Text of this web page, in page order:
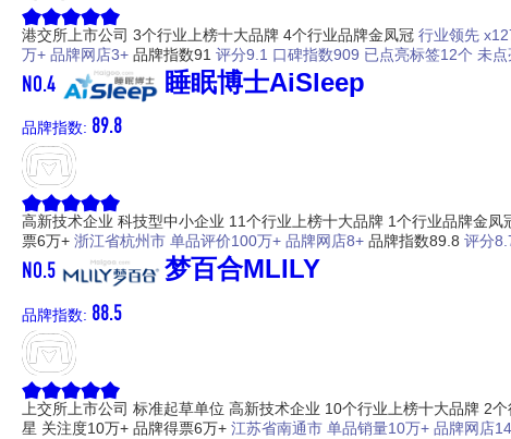
港交所上市公司 3个行业上榜十大品牌 4个行业品牌金凤冠 行业领先
万+ 品牌网店3+ 品牌指数91 评分9.1 口碑指数909 已点亮标签12个 未点
NO.4 睡眠博士AiSleep
品牌指数: 89.8
高新技术企业 科技型中小企业 11个行业上榜十大品牌 1个行业品牌金凤
票6万+ 浙江省杭州市 单品评价100万+ 品牌网店8+ 品牌指数89.8 评分
NO.5 梦百合MLILY
品牌指数: 88.5
上交所上市公司 标准起草单位 高新技术企业 10个行业上榜十大品牌 2
星 关注度10万+ 品牌得票6万+ 江苏省南通市 单品销量10万+ 品牌网店